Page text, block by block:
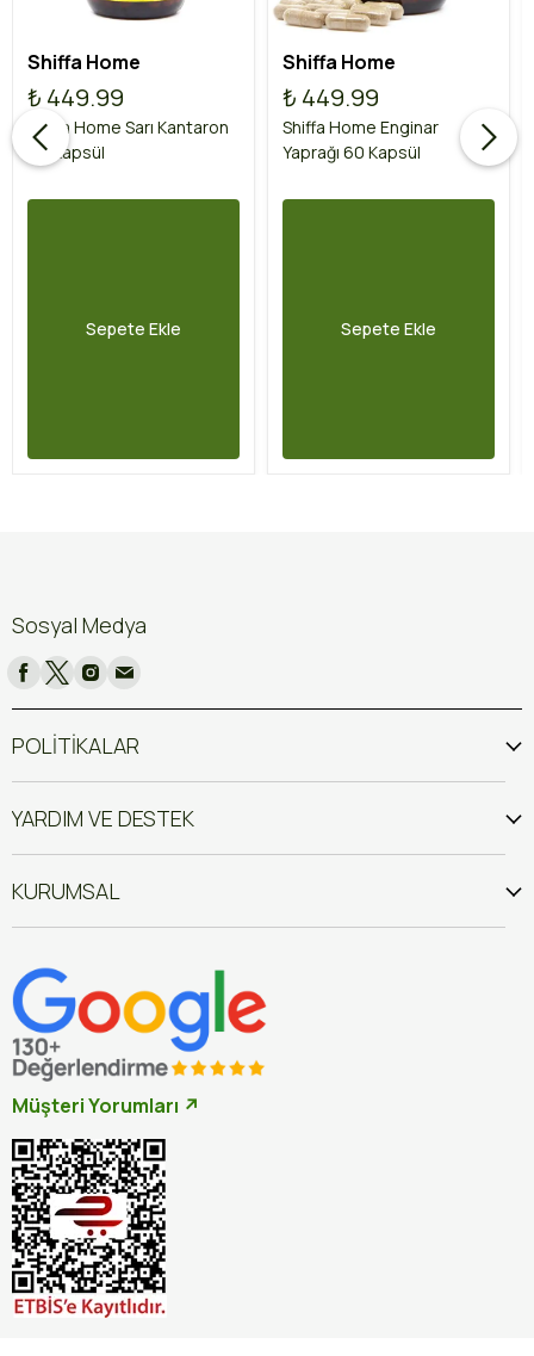
Shiffa Home
₺ 449.99
Shiffa Home Sarı Kantaron
60 Kapsül
Sepete Ekle
Shiffa Home
₺ 449.99
Shiffa Home Enginar
Yaprağı 60 Kapsül
Sepete Ekle
Sosyal Medya
POLİTİKALAR
YARDIM VE DESTEK
KURUMSAL
Müşteri Yorumları ↗